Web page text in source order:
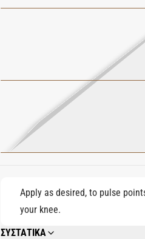
Apply as desired, to pulse
your knee.
ΣΥΣΤΑΤΙΚΑ